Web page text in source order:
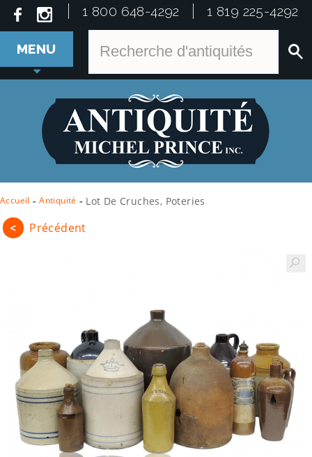
1 800 648-4292 1 819 225-4292
MENU
Accueil - Antiquité - Lot De Cruches, Poteries
< Précédent